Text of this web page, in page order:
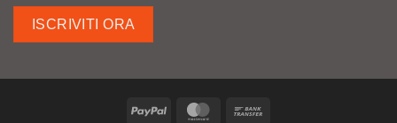
ISCRIVITI ORA